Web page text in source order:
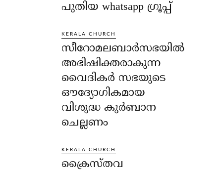
പുതിയ whatsapp ഗ്രൂപ്പ്
KERALA CHURCH
സീറോമലബാർസഭയിൽ
അഭിഷിക്തരാകുന്ന
വൈദികർ സഭയുടെ
ഔദ്യോഗികമായ
വിശുദ്ധ കുർബാന
ചെല്ലണം
KERALA CHURCH
ക്രൈസ്തവ